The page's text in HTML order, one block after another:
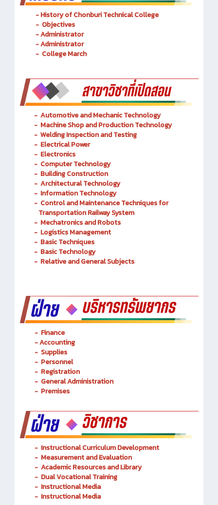
- History of Chonburi Technical College
- Objectives
- Administrator
- Administrator
- College March
- Automotive and MechanicTechnology
- Machine Shop and Production Technology
- Welding Inspection and Testing
- Electrical Power
- Electronics
- Computer Technology
- Building Construction
- Architectural Technology
- Information Technology
- Control and Maintenance Techniques for
Transportation Railway System
- Mechatronics and Robots
- Logistics Management
- Basic Techniques
- Basic Technology
- Relative and General Subjects
- Finance
-Accounting
- Supplies
- Personnel
- Registration
- General Administration
- Premises
- Instructional Curriculum Development
- Measurement and Evaluation
- Academic Resources and Library
- Dual Vocational Training
- Instructional Media
- Instructional Media